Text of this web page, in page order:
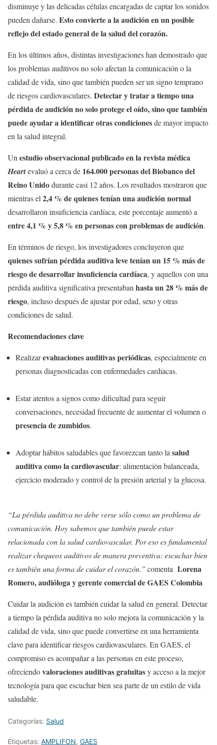
disminuye y las delicadas células encargadas de captar los sonidos
pueden dañarse. Esto convierte a la audición en un posible
reflejo del estado general de la salud del corazón.
En los últimos años, distintas investigaciones han demostrado que
los problemas auditivos no solo afectan la comunicación o la
calidad de vida, sino que también pueden ser un signo temprano
de riesgos cardiovasculares. Detectar y tratar a tiempo una
pérdida de audición no solo protege el oído, sino que también
puede ayudar a identificar otras condicionesde mayor impacto
en la salud integral.
Un estudio observacional publicado en la revista médica
Heartevaluó a cerca de 164.000 personas del Biobanco del
Reino Unidodurante casi 12 años. Los resultados mostraron que
mientras el 2,4 % de quienes tenían una audición normal
desarrollaron insuficiencia cardíaca, este porcentaje aumentó a
entre 4,1 % y 5,8 % en personas con problemas de audición.
En términos de riesgo, los investigadores concluyeron que
quienes sufrían pérdida auditiva leve tenían un 15 % más de
riesgo de desarrollar insuficiencia cardíaca, y aquellos con una
pérdida auditiva significativa presentaban hasta un 28 % más de
riesgo, incluso después de ajustar por edad, sexo y otras
condiciones de salud.
Recomendaciones clave
Realizarevaluaciones auditivas periódicas, especialmente en
personas diagnosticadas con enfermedades cardíacas.
Estar atentos a signos como dificultad para seguir
conversaciones, necesidad frecuente de aumentar el volumen o
presencia de zumbidos.
Adoptar hábitos saludables que favorezcan tanto la salud
auditiva como la cardiovascular: alimentación balanceada,
ejercicio moderado y control de la presión arterial y la glucosa.
“La pérdida auditiva no debe verse sólo como un problema de
comunicación. Hoy sabemos que también puede estar
relacionada con la salud cardiovascular. Por eso es fundamental
realizar chequeos auditivos de manera preventiva: escuchar bien
es también una forma de cuidar el corazón.” comenta Lorena
Romero, audióloga y gerente comercial de GAES Colombia
Cuidar la audición es también cuidar la salud en general. Detectar
a tiempo la pérdida auditiva no solo mejora la comunicación y la
calidad de vida, sino que puede convertirse en una herramienta
clave para identificar riesgos cardiovasculares. En GAES, el
compromiso es acompañar a las personas en este proceso,
ofreciendovaloraciones auditivas gratuitasy acceso a la mejor
tecnología para que escuchar bien sea parte de un estilo de vida
saludable.
Categorías: Salud
Etiquetas: AMPLIFON, GAES